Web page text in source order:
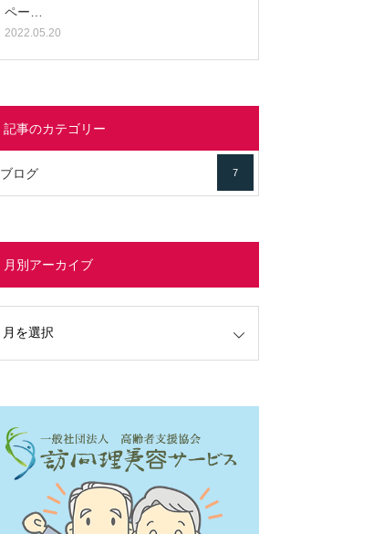
ペー…
2022.05.20
記事のカテゴリー
ブログ 7
月別アーカイブ